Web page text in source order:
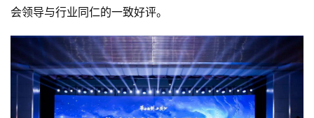
会领导与行业同仁的一致好评。